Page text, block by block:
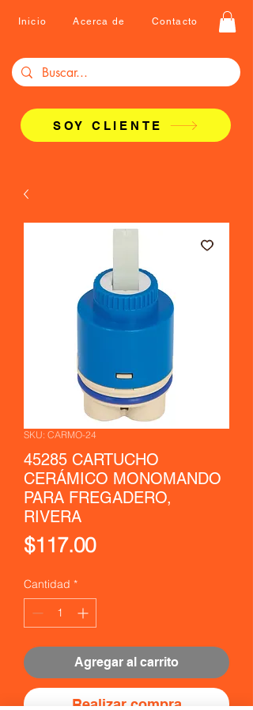
Inicio Acerca de Contacto
SOY CLIENTE
SKU: CARMO-24
45285 CARTUCHO
CERÁMICO MONOMANDO
PARA FREGADERO,
RIVERA
$117.00Precio
Cantidad *
Agregar al carrito
Realizar compra